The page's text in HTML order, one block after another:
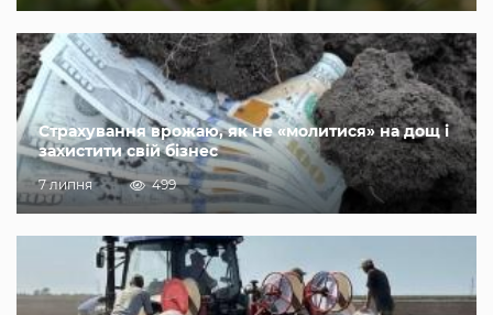
Страхування врожаю, як не «молитися» на дощ і
захистити свій бізнес
7 липня 499